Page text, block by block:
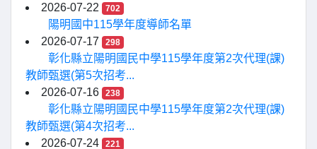
2026-07-22
702
陽明國中115學年度導師名單
2026-07-17
298
彰化縣立陽明國民中學115學年度第2次代理(課)
教師甄選(第5次招考...
2026-07-16
238
彰化縣立陽明國民中學115學年度第2次代理(課)
教師甄選(第4次招考...
2026-07-24
221